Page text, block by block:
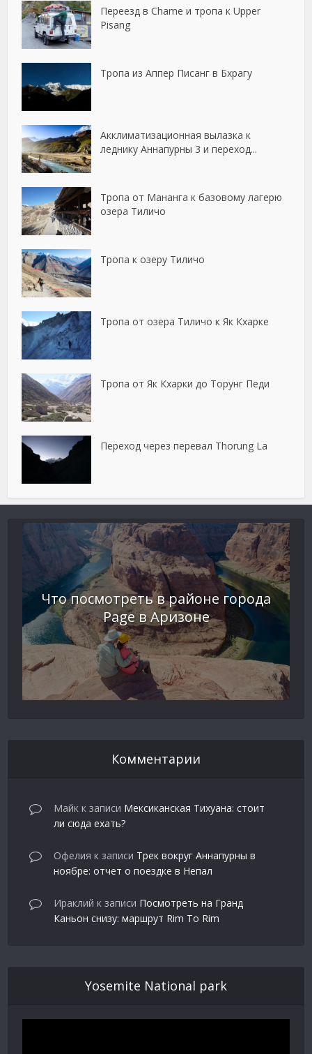
Переезд в Chame и тропа к Upper
Pisang
Тропа из Аппер Писанг в Бхрагу
Акклиматизационная вылазка к
леднику Аннапурны 3 и переход...
Тропа от Мананга к базовому лагерю
озера Тиличо
Тропа к озеру Тиличо
Тропа от озера Тиличо к Як Кхарке
Тропа от Як Кхарки до Торунг Педи
Переход через перевал Thorung La
Что посмотреть в районе города
Page в Аризоне
Комментарии
Майк к записи Мексиканская Тихуана: стоит
ли сюда ехать?
Офелия к записи Трек вокруг Аннапурны в
ноябре: отчет о поездке в Непал
Ираклий к записи Посмотреть на Гранд
Каньон снизу: маршрут Rim To Rim
Yosemite National park